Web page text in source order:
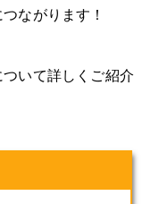
ながります！
いて詳しくご紹介